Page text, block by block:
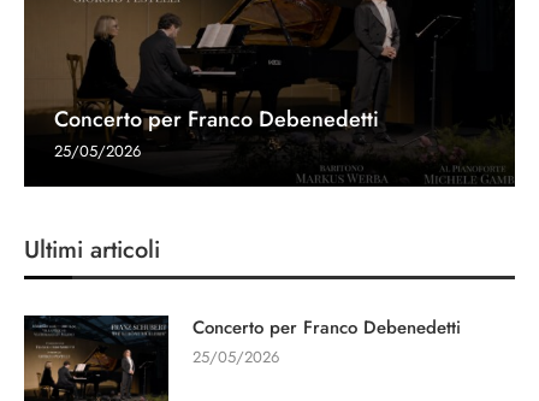
Concerto per Franco Debenedetti
25/05/2026
Ultimi articoli
Concerto per Franco Debenedetti
25/05/2026